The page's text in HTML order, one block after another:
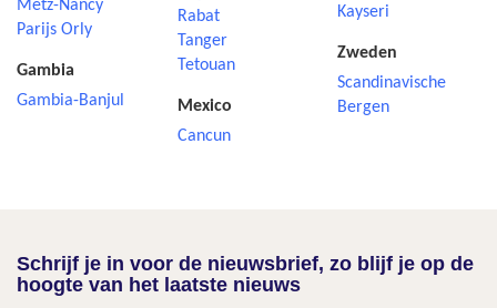
Metz-Nancy
Parijs Orly
Gambia
Gambia-Banjul
Rabat
Tanger
Tetouan
Mexico
Cancun
Kayseri
Zweden
Scandinavische
Bergen
Schrijf je in voor de nieuwsbrief, zo blijf je op de
hoogte van het laatste nieuws